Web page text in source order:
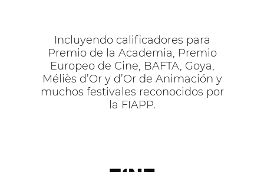
Incluyendo calificadores para
Premio de la Academia, Premio
Europeo de Cine, BAFTA, Goya,
Méliès d’Or y d’Or de Animación y
muchos festivales reconocidos por
la FIAPP.